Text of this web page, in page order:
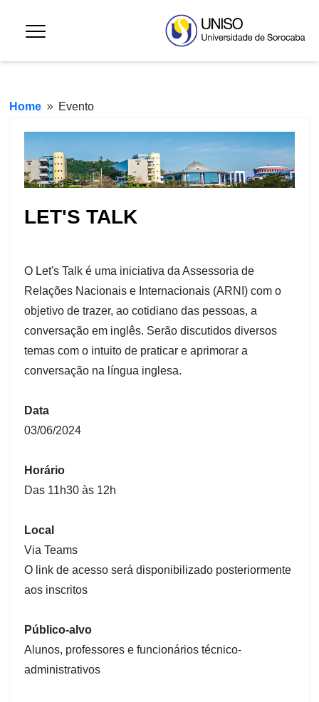
Home 9 Evento
LET'S TALK
O Let's Talk é uma iniciativa da Assessoria de
Relações Nacionais e Internacionais (ARNI) com o
objetivo de trazer, ao cotidiano das pessoas, a
conversação em inglês. Serão discutidos diversos
temas com o intuito de praticar e aprimorar a
conversação na língua inglesa.
Data
03/06/2024
Horário
Das 11h30 às 12h
Local
Via Teams
O link de acesso será disponibilizado posteriormente
aos inscritos
Público-alvo
Alunos, professores e funcionários técnico-
administrativos